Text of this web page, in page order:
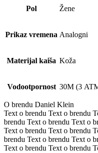
Pol Žene
Prikaz vremena Analogni
Materijal kaiša Koža
Vodootpornost 30M (3
O brendu Daniel Klein
Text o brendu Text o brendu
brendu Text o brendu Text o
Text o brendu Text o brendu
brendu Text o brendu Text o
Text o brendu Text o brendu